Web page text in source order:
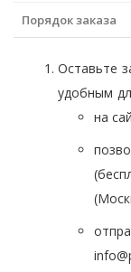
Порядок заказа
Оставьте
удобным
на